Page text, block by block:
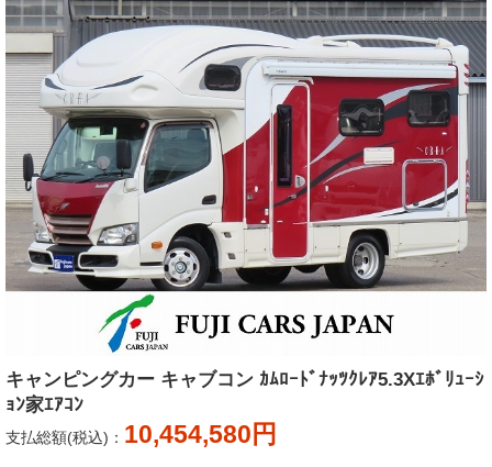
キャンピングカー キャブコン ｶﾑﾛｰﾄﾞﾅｯﾂｸﾚｱ5.3Xｴﾎﾞﾘｭｰｼ
ｮﾝ家ｴｱｺﾝ
支払総額(税込)： 10,454,580円